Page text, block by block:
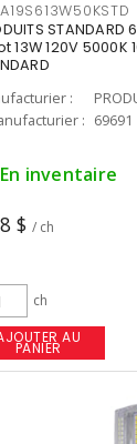
STANDARD
13W 120V 5000K
:
: 69691
En inventaire
$ / ch
ch
AU
PANIER